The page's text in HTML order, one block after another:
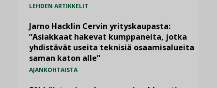
LEHDEN ARTIKKELIT
Jarno Hacklin Cervin yrityskaupasta:
”Asiakkaat hakevat kumppaneita, jotka
yhdistävät useita teknisiä osaamisalueita
saman katon alle”
AJANKOHTAISTA